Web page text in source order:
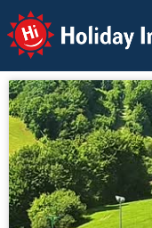
Holiday Info